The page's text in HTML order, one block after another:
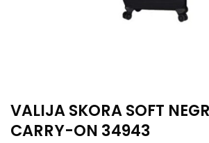
VALIJA SKORA SOFT
CARRY-ON 34943